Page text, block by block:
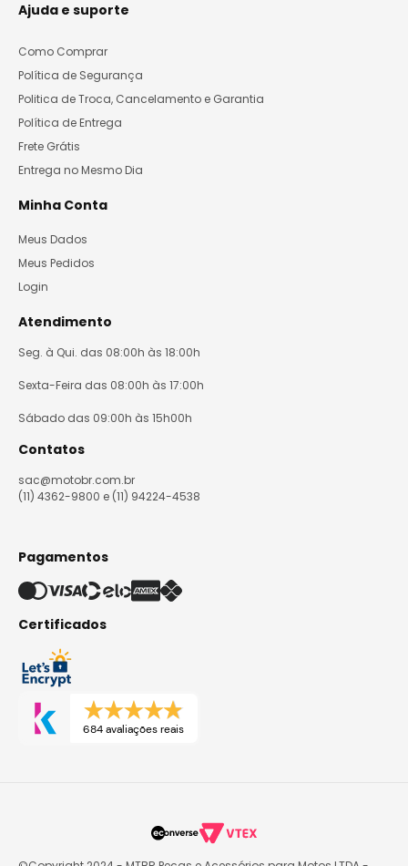
Ajuda e suporte
Como Comprar
Política de Segurança
Politica de Troca, Cancelamento e Garantia
Política de Entrega
Frete Grátis
Entrega no Mesmo Dia
Minha Conta
Meus Dados
Meus Pedidos
Login
Atendimento
Seg. à Qui. das 08:00h às 18:00h
Sexta-Feira das 08:00h às 17:00h
Sábado das 09:00h às 15h00h
Contatos
sac@motobr.com.br
(11) 4362-9800 e (11) 94224-4538
Pagamentos
Certificados
684 avaliações reais